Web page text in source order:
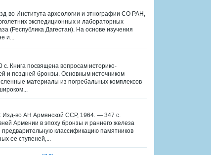
во Института археологии и этнографии СО РАН,
экспедиционных и лабораторных
(Республика Дагестан). На основе изучения
и...
Книга посвящена вопросам историко-
и поздней бронзы. Основным источником
материалы из погребальных комплексов
Изд-во АН Армянской ССР, 1964. — 347 с.
Армении в эпоху бронзы и раннего железа
предварительную классификацию памятников
ее ступеней,...